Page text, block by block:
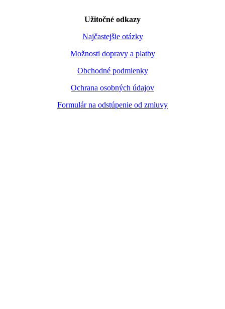
Užitočné odkazy
Najčastejšie otázky
Možnosti dopravy a platby
Obchodné podmienky
Ochrana osobných údajov
Formulár na odstúpenie od zmluvy